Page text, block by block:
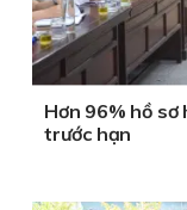
Hơn 96% hồ
trước hạn